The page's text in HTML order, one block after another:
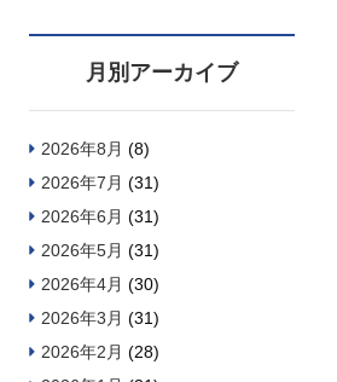
月別アーカイブ
2026年8月 (8)
2026年7月 (31)
2026年6月 (31)
2026年5月 (31)
2026年4月 (30)
2026年3月 (31)
2026年2月 (28)